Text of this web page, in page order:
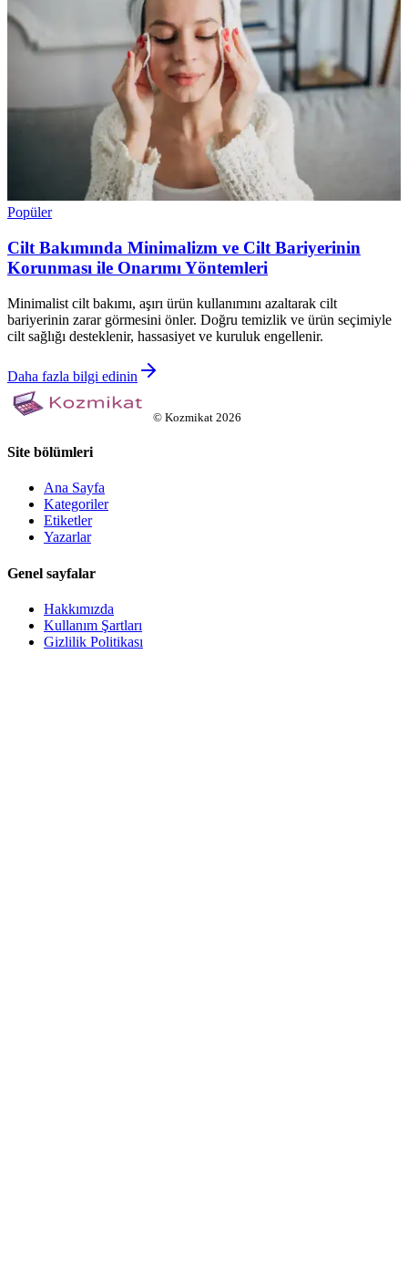
Popüler
Cilt Bakımında Minimalizm ve Cilt Bariyerinin
Korunması ile Onarımı Yöntemleri
Minimalist cilt bakımı, aşırı ürün kullanımını azaltarak cilt
bariyerinin zarar görmesini önler. Doğru temizlik ve ürün seçimiyle
cilt sağlığı desteklenir, hassasiyet ve kuruluk engellenir.
Daha fazla bilgi edinin
© Kozmikat 2026
Site bölümleri
Ana Sayfa
Kategoriler
Etiketler
Yazarlar
Genel sayfalar
Hakkımızda
Kullanım Şartları
Gizlilik Politikası